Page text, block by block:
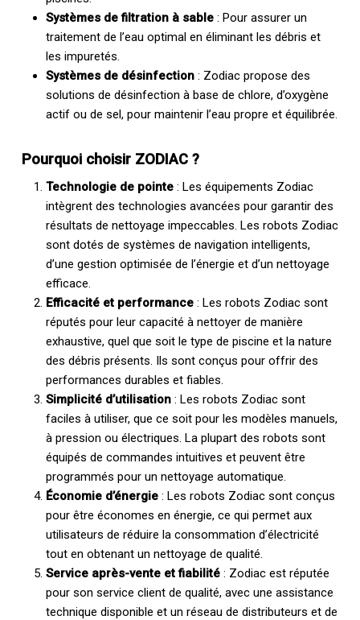
Systèmes de filtration à sable: Pour assurer un
traitement de l’eau optimal en éliminant les débris et
les impuretés.
Systèmes de désinfection: Zodiac propose des
solutions de désinfection à base de chlore, d’oxygène
actif ou de sel, pour maintenir l’eau propre et équilibrée.
Pourquoi choisir ZODIAC ?
Technologie de pointe: Les équipements Zodiac
intègrent des technologies avancées pour garantir des
résultats de nettoyage impeccables. Les robots Zodiac
sont dotés de systèmes de navigation intelligents,
d’une gestion optimisée de l’énergie et d’un nettoyage
efficace.
Efficacité et performance: Les robots Zodiac sont
réputés pour leur capacité à nettoyer de manière
exhaustive, quel que soit le type de piscine et la nature
des débris présents. Ils sont conçus pour offrir des
performances durables et fiables.
Simplicité d’utilisation: Les robots Zodiac sont
faciles à utiliser, que ce soit pour les modèles manuels,
à pression ou électriques. La plupart des robots sont
équipés de commandes intuitives et peuvent être
programmés pour un nettoyage automatique.
Économie d’énergie: Les robots Zodiac sont conçus
pour être économes en énergie, ce qui permet aux
utilisateurs de réduire la consommation d’électricité
tout en obtenant un nettoyage de qualité.
Service après-vente et fiabilité: Zodiac est réputée
pour son service client de qualité, avec une assistance
technique disponible et un réseau de distributeurs et de